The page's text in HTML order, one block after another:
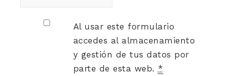
Al usar este formulario
accedes al almacenamiento
y gestión de tus datos por
parte de esta web. *